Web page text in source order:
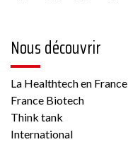
Nous découvrir
La Healthtech en France
France Biotech
Think tank
International